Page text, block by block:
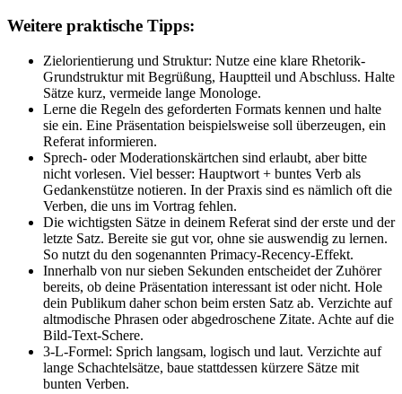
Weitere praktische Tipps:
Zielorientierung und Struktur: Nutze eine klare Rhetorik-
Grundstruktur mit Begrüßung, Hauptteil und Abschluss. Halte
Sätze kurz, vermeide lange Monologe.
Lerne die Regeln des geforderten Formats kennen und halte
sie ein. Eine Präsentation beispielsweise soll überzeugen, ein
Referat informieren.
Sprech- oder Moderationskärtchen sind erlaubt, aber bitte
nicht vorlesen. Viel besser: Hauptwort + buntes Verb als
Gedankenstütze notieren. In der Praxis sind es nämlich oft die
Verben, die uns im Vortrag fehlen.
Die wichtigsten Sätze in deinem Referat sind der erste und der
letzte Satz. Bereite sie gut vor, ohne sie auswendig zu lernen.
So nutzt du den sogenannten Primacy-Recency-Effekt.
Innerhalb von nur sieben Sekunden entscheidet der Zuhörer
bereits, ob deine Präsentation interessant ist oder nicht. Hole
dein Publikum daher schon beim ersten Satz ab. Verzichte auf
altmodische Phrasen oder abgedroschene Zitate. Achte auf die
Bild-Text-Schere.
3-L-Formel: Sprich langsam, logisch und laut. Verzichte auf
lange Schachtelsätze, baue stattdessen kürzere Sätze mit
bunten Verben.